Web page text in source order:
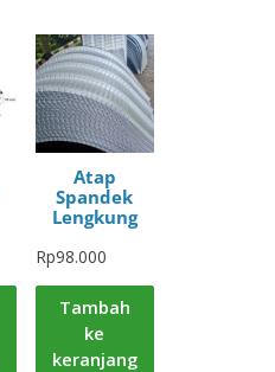
Atap
Spandek
Lengkung
Rp98.000
Tambah
ke
keranjang